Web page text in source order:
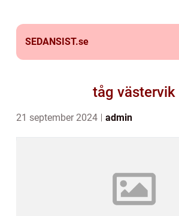
SEDANSIST.se
tåg västervik
21 september 2024 admin